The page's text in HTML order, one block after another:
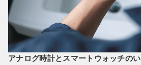
アナログ時計とスマートウォッチの